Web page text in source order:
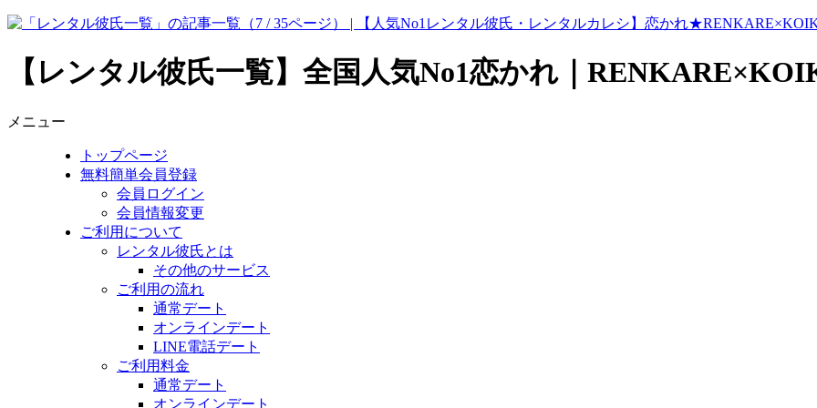
【レンタル彼氏一覧】全国人気No1恋かれ｜
メニュー
トップページ
無料簡単会員登録
会員ログイン
会員情報変更
ご利用について
レンタル彼氏とは
その他のサービス
ご利用の流れ
通常デート
オンラインデート
LINE電話デート
ご利用料金
通常デート
オンラインデート